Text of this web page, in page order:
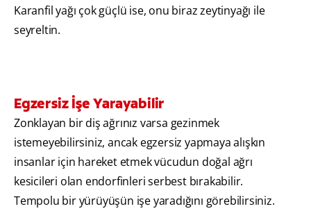
Karanfil yağı çok güçlü ise, onu biraz zeytinyağı ile
seyreltin.
Egzersiz İşe Yarayabilir
Zonklayan bir diş ağrınız varsa gezinmek
istemeyebilirsiniz, ancak egzersiz yapmaya alışkın
insanlar için hareket etmek vücudun doğal ağrı
kesicileri olan endorfinleri serbest bırakabilir.
Tempolu bir yürüyüşün işe yaradığını görebilirsiniz.